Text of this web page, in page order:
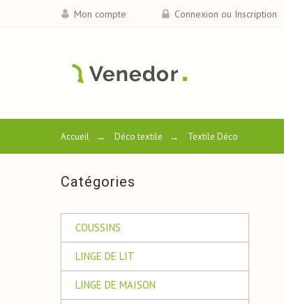
Mon compte Connexion ou Inscription
Accueil → Déco textile → Textile Déco
Catégories
COUSSINS
LINGE DE LIT
LINGE DE MAISON